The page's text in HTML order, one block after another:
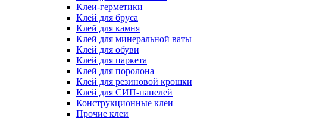
Клеи-герметики
Клей для бруса
Клей для камня
Клей для минеральной ваты
Клей для обуви
Клей для паркета
Клей для поролона
Клей для резиновой крошки
Клей для СИП-панелей
Конструкционные клеи
Прочие клеи